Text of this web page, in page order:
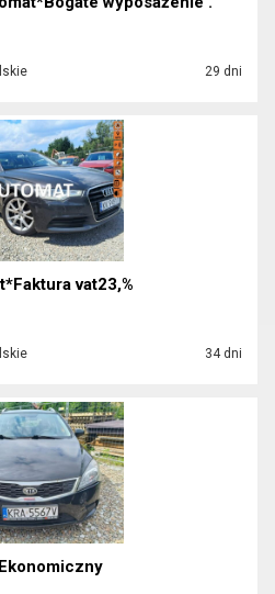
29 dni
vat23,%
34 dni